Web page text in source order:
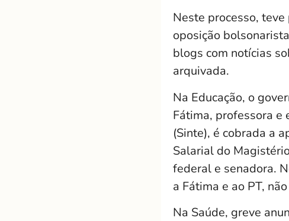
Neste processo,
oposição
blogs com notícias
arquivada.
Na Educação, o
Fátima, professora e
(Sinte), é cobrada a
Salarial do
federal e senadora.
a Fátima e ao PT,
Na Saúde, greve